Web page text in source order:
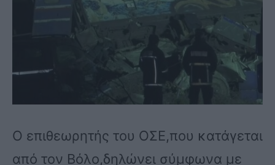
Ο επιθεωρητής του ΟΣΕ,που κατάγεται
από τον Βόλο,δηλώνει σύμφωνα με